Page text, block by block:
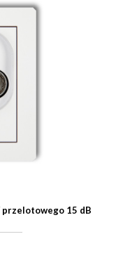
przelotowego 15 dB